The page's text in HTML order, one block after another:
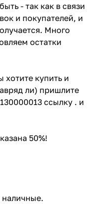
- так как в связи
и покупателей, и
Много
остатки
хотите купить и
ли) пришлите
ссылку . и
50%!
наличные.